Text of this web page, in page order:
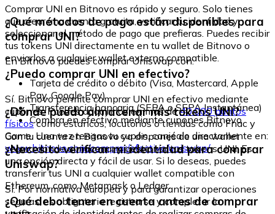
Comprar UNI en Bitnovo es rápido y seguro. Solo tienes
que crear una cuenta gratuita, verificar tu identidad y
seleccionar el método de pago que prefieras. Puedes recibir
tus tokens UNI directamente en tu wallet de Bitnovo o
enviarlos a cualquier wallet externa compatible.
¿Qué métodos de pago están disponibles para
comprar UNI?
En Bitnovo puedes comprar Uniswap con:
Tarjeta de crédito o débito (Visa, Mastercard, Apple
Pay, Google Pay)
Transferencia bancaria (SEPA o SEPA Instantánea)
Compra en efectivo mediante cupones Bitnovo
¿Puedo comprar UNI en efectivo?
Sí. Bitnovo permite comprar UNI en efectivo mediante
cupones. Puedes adquirirlos en más de40.000 puntos
físicoscomo estancos, locutorios o tiendas como Fnac y
Game. Una vez tengas tu cupón, canjéalo directamente en:
www.bitnovo.com/comprar/efectivo/uniswap/
¿Dónde puedo almacenar mis tokens UNI?
Con tu cuenta en Bitnovo ya dispones de una wallet
segura donde almacenar y gestionar tus tokens UNI. Es
una opción directa y fácil de usar. Si lo deseas, puedes
transferir tus UNI a cualquier wallet compatible con
Ethereum, como Metamask o Ledger.
¿Necesito verificar mi identidad para comprar
Uniswap?
Sí. Por normativa europea y para garantizar operaciones
seguras, es obligatorio registrarse y completar la
¿Qué debo tener en cuenta antes de comprar